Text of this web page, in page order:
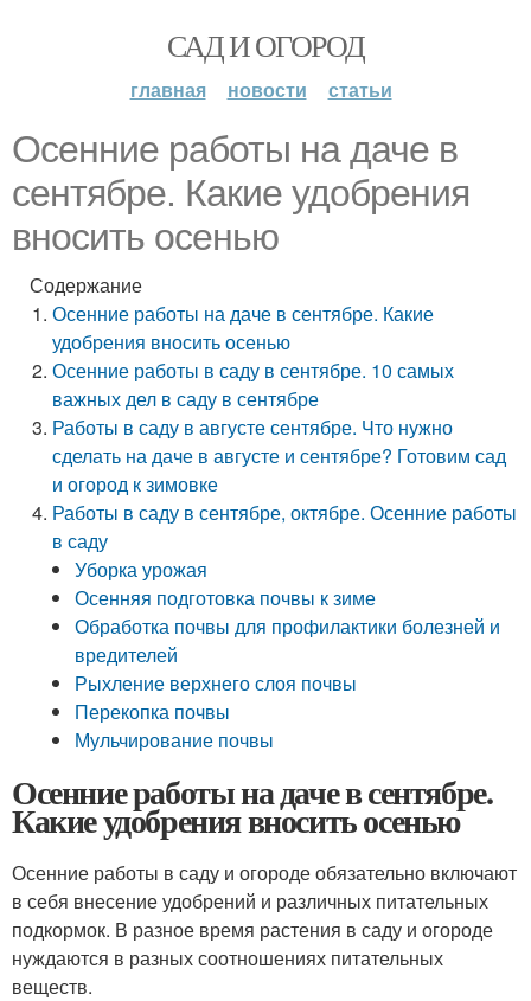
САД И ОГОРОД
главная новости статьи
Осенние работы на даче в
сентябре. Какие удобрения
вносить осенью
Содержание
Осенние работы на даче в сентябре. Какие
удобрения вносить осенью
Осенние работы в саду в сентябре. 10 самых
важных дел в саду в сентябре
Работы в саду в августе сентябре. Что нужно
сделать на даче в августе и сентябре? Готовим сад
и огород к зимовке
Работы в саду в сентябре, октябре. Осенние работы
в саду
Уборка урожая
Осенняя подготовка почвы к зиме
Обработка почвы для профилактики болезней и
вредителей
Рыхление верхнего слоя почвы
Перекопка почвы
Мульчирование почвы
Осенние работы на даче в сентябре.
Какие удобрения вносить осенью
Осенние работы в саду и огороде обязательно включают
в себя внесение удобрений и различных питательных
подкормок. В разное время растения в саду и огороде
нуждаются в разных соотношениях питательных
веществ.